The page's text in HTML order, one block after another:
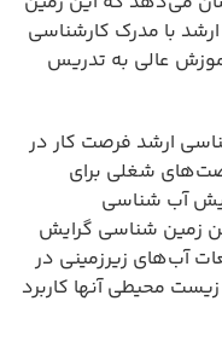
با مدرک کارشناسی
عالی به تدریس
ارشد فرصت کار در
شغلی برای
آب شناسی
زمین شناسی گرایش
آب‌های زیرزمینی در
محیطی آنها کاربرد